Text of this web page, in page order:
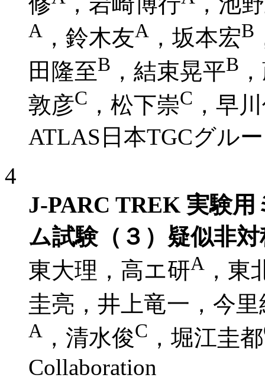
A ，鈴木友A ，坂本宏B
田隆至B ，結束晃平B
敦彦C ，松下崇C ，早
ATLAS日本TGCグル
4
J-PARC TREK 実験
ム試験（３）疑似非
東大理，高エ研A ，東
圭亮，井上竜一，今里
A ，清水俊C ，堀江圭都
Collaboration